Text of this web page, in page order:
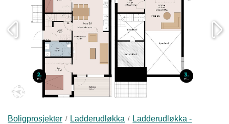
Om i-Bolig
Ledige stillinger
Vi søker tomter
TIPS OG RÅD
Boligprosjekter Ladderudløkka
Ladderudløkka -